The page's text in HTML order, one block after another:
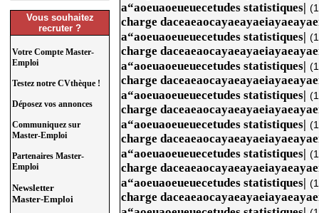
Vous souhaitez
recruter ?
Votre Compte Master-
Emploi
Testez notre CVthèque !
Déposez vos annonces
Communiquez sur
Master-Emploi
Partenaires Master-
Emploi
Newsletter
Master-Emploi
a“aoeuaoeueuecetudes statistiques|
charge
a“aoeuaoeueuecetudes statistiques|
charge
a“aoeuaoeueuecetudes statistiques|
charge
a“aoeuaoeueuecetudes statistiques|
charge
a“aoeuaoeueuecetudes statistiques|
charge
a“aoeuaoeueuecetudes statistiques|
charge
a“aoeuaoeueuecetudes statistiques|
charge